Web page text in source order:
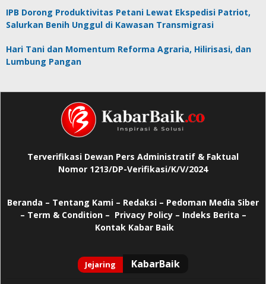
IPB Dorong Produktivitas Petani Lewat Ekspedisi Patriot,
Salurkan Benih Unggul di Kawasan Transmigrasi
Hari Tani dan Momentum Reforma Agraria, Hilirisasi, dan
Lumbung Pangan
Terverifikasi Dewan Pers Administratif & Faktual
Nomor 1213/DP-Verifikasi/K/V/2024
Beranda – Tentang Kami – Redaksi – Pedoman Media Siber
– Term & Condition – Privacy Policy– Indeks Berita –
Kontak Kabar Baik